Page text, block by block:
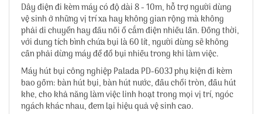
Dây điện đi kèm máy có độ dài 8 - 10m, hỗ trợ người dùng
vệ sinh ở những vị trí xa hay không gian rộng mà không
phải di chuyển hay đấu nối ổ cắm điện nhiều lần. Đồng thời,
với dung tích bình chứa bụi là 60 lít, người dùng sẽ không
cần phải dừng máy để đổ bụi nhiều trong khi làm việc.
Máy hút bụi công nghiệp Palada PD-603J phụ kiện đi kèm
bao gồm: bàn hút bụi, bàn hút nước, đầu chổi tròn, đầu hút
khe, cho khả năng làm việc linh hoạt trong mọi vị trí, ngóc
ngách khác nhau, đem lại hiệu quả vệ sinh cao.